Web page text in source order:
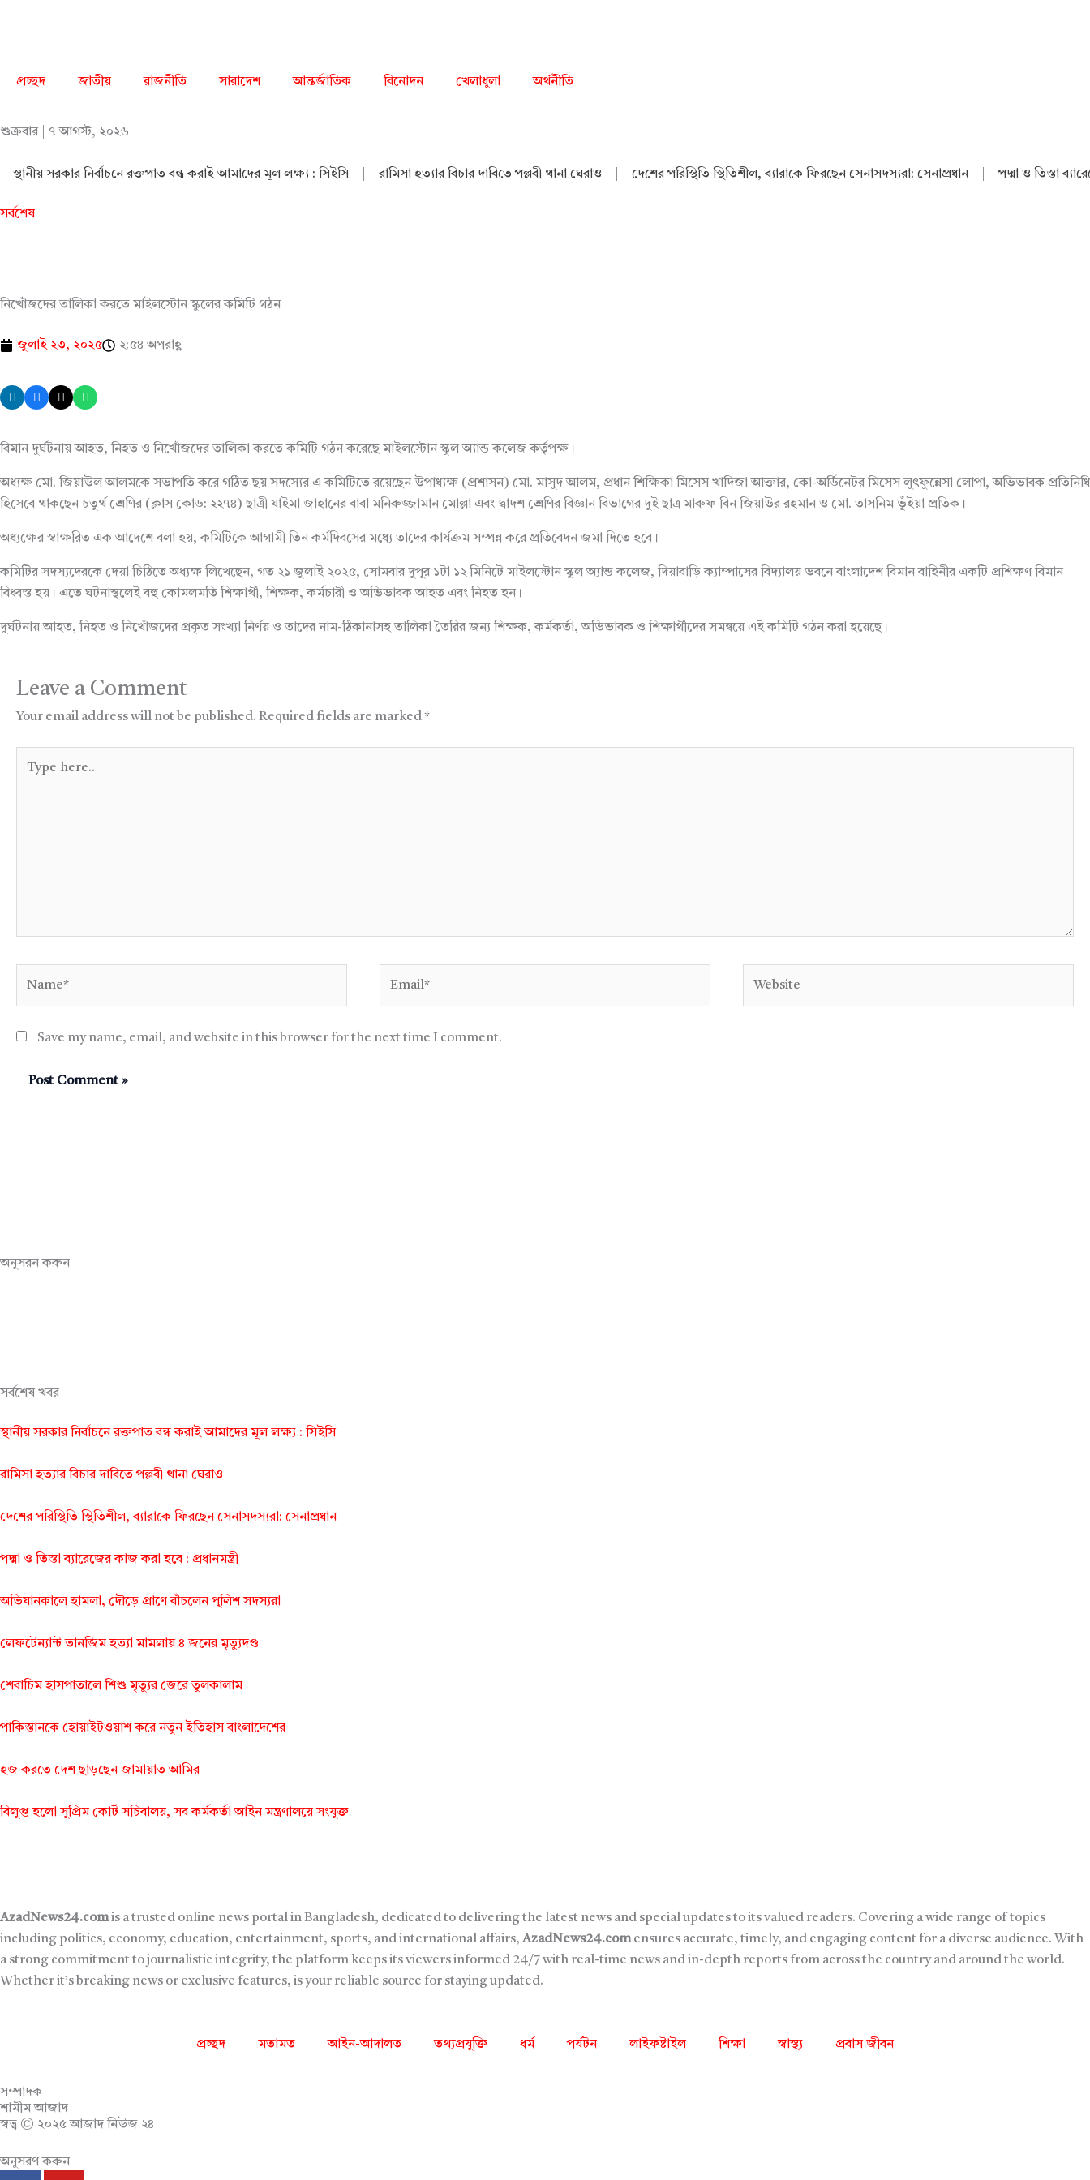
প্রচ্ছদ জাতীয় রাজনীতি সারাদেশ আন্তর্জাতিক বিনোদন খেলাধুলা অর্থনীতি
শুক্রবার | ৭ আগস্ট, ২০২৬
স্থানীয় সরকার নির্বাচনে রক্তপাত বন্ধ করাই আমাদের মূল লক্ষ্য : সিইসি রামিসা হত্যার বিচার দাবিতে পল্লবী থানা ঘেরাও দেশের পরিস্থিতি স্থিতিশীল, ব্যারাকে ফিরছেন সেনাসদস্যরা: সেনাপ্রধান পদ্মা ও তিস্তা
সর্বশেষ
নিখোঁজদের তালিকা করতে মাইলস্টোন স্কুলের কমিটি গঠন
জুলাই ২৩, ২০২৫ ২:৫৪ অপরাহ্ণ
বিমান দুর্ঘটনায় আহত, নিহত ও নিখোঁজদের তালিকা করতে কমিটি গঠন করেছে মাইলস্টোন স্কুল অ্যান্ড কলেজ কর্তৃপক্ষ।
অধ্যক্ষ মো. জিয়াউল আলমকে সভাপতি করে গঠিত ছয় সদস্যের এ কমিটিতে রয়েছেন উপাধ্যক্ষ (প্রশাসন) মো. মাসুদ আলম, প্রধান শিক্ষিকা মিসেস খাদিজা আক্তার, কো-অর্ডিনেটর মিসেস লুৎফুন্নেসা লোপা, অভিভাবক প্রতিনিধি
হিসেবে থাকছেন চতুর্থ শ্রেণির (ক্লাস কোড: ২২৭৪) ছাত্রী যাইমা জাহানের বাবা মনিরুজ্জামান মোল্লা এবং দ্বাদশ শ্রেণির বিজ্ঞান বিভাগের দুই ছাত্র মারুফ বিন জিয়াউর রহমান ও মো. তাসনিম ভূঁইয়া প্রতিক।
অধ্যক্ষের স্বাক্ষরিত এক আদেশে বলা হয়, কমিটিকে আগামী তিন কর্মদিবসের মধ্যে তাদের কার্যক্রম সম্পন্ন করে প্রতিবেদন জমা দিতে হবে।
কমিটির সদস্যদেরকে দেয়া চিঠিতে অধ্যক্ষ লিখেছেন, গত ২১ জুলাই ২০২৫, সোমবার দুপুর ১টা ১২ মিনিটে মাইলস্টোন স্কুল অ্যান্ড কলেজ, দিয়াবাড়ি ক্যাম্পাসের বিদ্যালয় ভবনে বাংলাদেশ বিমান বাহিনীর একটি প্রশিক্ষণ বিমান
বিধ্বস্ত হয়। এতে ঘটনাস্থলেই বহু কোমলমতি শিক্ষার্থী, শিক্ষক, কর্মচারী ও অভিভাবক আহত এবং নিহত হন।
দুর্ঘটনায় আহত, নিহত ও নিখোঁজদের প্রকৃত সংখ্যা নির্ণয় ও তাদের নাম-ঠিকানাসহ তালিকা তৈরির জন্য শিক্ষক, কর্মকর্তা, অভিভাবক ও শিক্ষার্থীদের সমন্বয়ে এই কমিটি গঠন করা হয়েছে।
Leave a Comment
Your email address will not be published. Required fields are marked*
here..
Save my name, email, and website in this browser for the next time I comment.
অনুসরন করুন
সর্বশেষ খবর
স্থানীয় সরকার নির্বাচনে রক্তপাত বন্ধ করাই আমাদের মূল লক্ষ্য : সিইসি
রামিসা হত্যার বিচার দাবিতে পল্লবী থানা ঘেরাও
দেশের পরিস্থিতি স্থিতিশীল, ব্যারাকে ফিরছেন সেনাসদস্যরা: সেনাপ্রধান
পদ্মা ও তিস্তা ব্যারেজের কাজ করা হবে : প্রধানমন্ত্রী
অভিযানকালে হামলা, দৌড়ে প্রাণে বাঁচলেন পুলিশ সদস্যরা
লেফটেন্যান্ট তানজিম হত্যা মামলায় ৪ জনের মৃত্যুদণ্ড
শেবাচিম হাসপাতালে শিশু মৃত্যুর জেরে তুলকালাম
পাকিস্তানকে হোয়াইটওয়াশ করে নতুন ইতিহাস বাংলাদেশের
হজ করতে দেশ ছাড়ছেন জামায়াত আমির
বিলুপ্ত হলো সুপ্রিম কোর্ট সচিবালয়, সব কর্মকর্তা আইন মন্ত্রণালয়ে সংযুক্ত
AzadNews24.comis a trusted online news portal in Bangladesh, dedicated to delivering the latest news and special updates to its valued readers. Covering a wide range of topics
including politics, economy, education, entertainment, sports, and international affairs,AzadNews24.comensures accurate, timely, and engaging content for a diverse audience. With
a strong commitment to journalistic integrity, the platform keeps its viewers informed 24/7 with real-time news and in-depth reports from across the country and around the world.
Whether it’s breaking news or exclusive features, is your reliable source for staying updated.
প্রচ্ছদ মতামত আইন-আদালত তথ্যপ্রযুক্তি ধর্ম পর্যটন লাইফষ্টাইল শিক্ষা স্বাস্থ্য প্রবাস জীবন
সম্পাদক
শামীম আজাদ
স্বত্ব © ২০২৫ আজাদ নিউজ ২৪
অনুসরণ করুন